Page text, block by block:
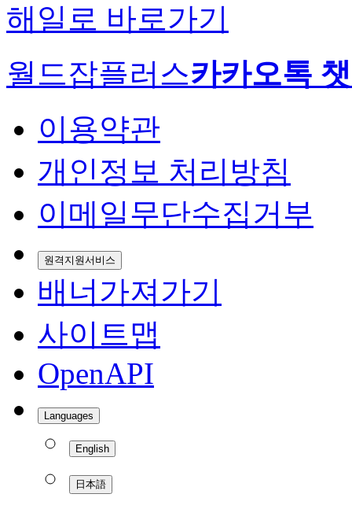
해일로 바로가기
월드잡플러스카카오톡
이용약관
개인정보 처리방침
이메일무단수집거부
원격지원서비스
배너가져가기
사이트맵
OpenAPI
Languages
English
日本語